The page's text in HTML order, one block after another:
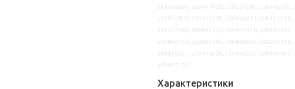
Характеристики